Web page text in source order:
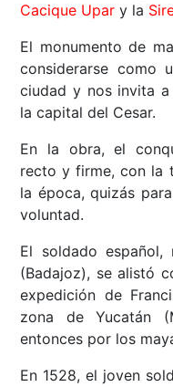
Cacique Upar y la
El monumento de
considerarse como
ciudad y nos invita
la capital del Cesar.
En la obra, el
recto y firme, con la
la época, quizás
voluntad.
El soldado
(Badajoz), se alistó
expedición de
zona de Yucatán
entonces por los
En 1528, el joven